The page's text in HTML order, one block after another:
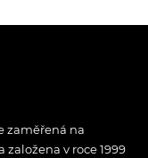
zaměřená na
v roce 1999